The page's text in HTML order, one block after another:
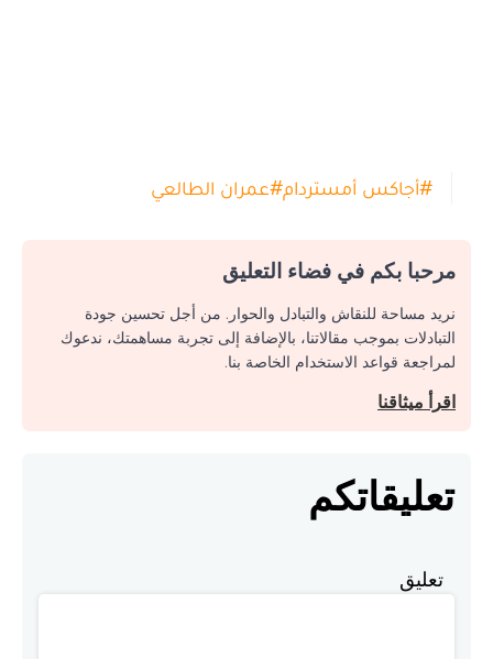
#أجاكس أمستردام#عمران الطالعي
مرحبا بكم في فضاء التعليق
نريد مساحة للنقاش والتبادل والحوار. من أجل تحسين جودة
التبادلات بموجب مقالاتنا، بالإضافة إلى تجربة مساهمتك، ندعوك
لمراجعة قواعد الاستخدام الخاصة بنا.
اقرأ ميثاقنا
تعليقاتكم
تعليق